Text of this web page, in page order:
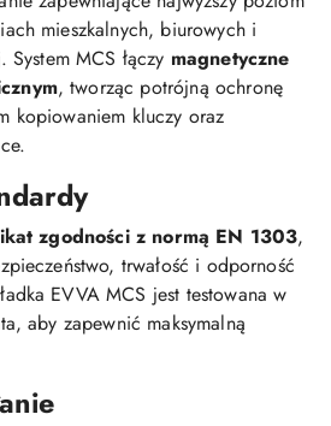
mieszkalnych, biurowych i
MCS łączy magnetyczne
, tworząc potrójną ochronę
kopiowaniem kluczy oraz
zgodności z normą EN 1303,
trwałość i odporność
EVVA MCS jest testowana w
aby zapewnić maksymalną